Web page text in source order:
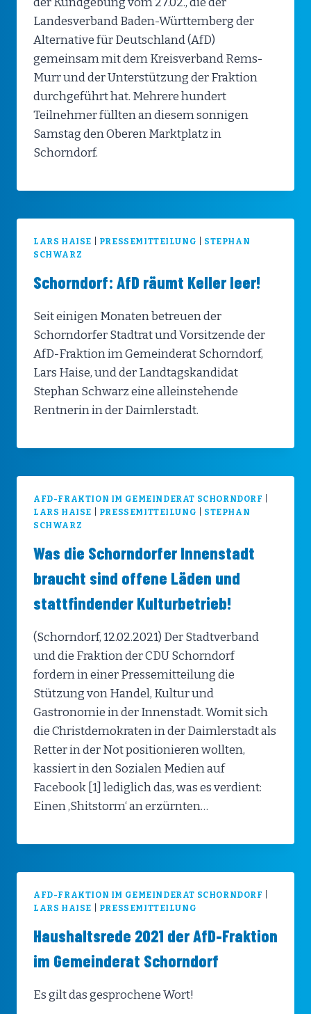
Landesverband Baden-Württemberg der
Alternative für Deutschland (AfD)
gemeinsam mit dem Kreisverband Rems-
Murr und der Unterstützung der Fraktion
durchgeführt hat. Mehrere hundert
Teilnehmer füllten an diesem sonnigen
Samstag den Oberen Marktplatz in
Schorndorf.
LARS HAISE PRESSEMITTEILUNG
STEPHAN
SCHWARZ
Schorndorf: AfD räumt Keller leer!
Seit einigen Monaten betreuen der
Schorndorfer Stadtrat und Vorsitzende der
AfD-Fraktion im Gemeinderat Schorndorf,
Lars Haise, und der Landtagskandidat
Stephan Schwarz eine alleinstehende
Rentnerin in der Daimlerstadt.
AFD-FRAKTION IM GEMEINDERAT SCHORNDORF
LARS HAISE
PRESSEMITTEILUNG
STEPHAN
SCHWARZ
Was die Schorndorfer Innenstadt
braucht sind offene Läden und
stattfindender Kulturbetrieb!
(Schorndorf, 12.02.2021) Der Stadtverband
und die Fraktion der CDU Schorndorf
fordern in einer Pressemitteilung die
Stützung von Handel, Kultur und
Gastronomie in der Innenstadt. Womit sich
die Christdemokraten in der Daimlerstadt als
Retter in der Not positionieren wollten,
kassiert in den Sozialen Medien auf
Facebook [1] lediglich das, was es verdient:
Einen ‚Shitstorm‘ an erzürnten…
AFD-FRAKTION IM GEMEINDERAT SCHORNDORF
LARS HAISE
PRESSEMITTEILUNG
Haushaltsrede 2021 der AfD-Fraktion
im Gemeinderat Schorndorf
Es gilt das gesprochene Wort!